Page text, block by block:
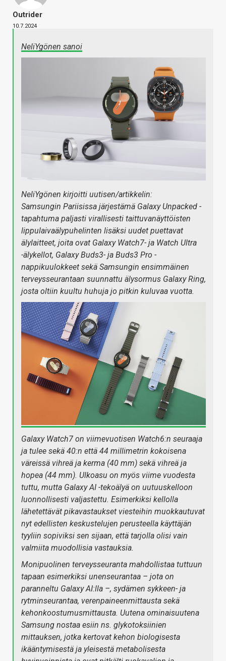
Outrider
10.7.2024
NeliYgönen sanoi
NeliYgönen kirjoitti uutisen/artikkelin:
Samsungin Pariisissa järjestämä Galaxy Unpacked -
tapahtuma paljasti virallisesti taittuvanäyttöisten
lippulaivaälypuhelinten lisäksi uudet puettavat
älylaitteet, joita ovat Galaxy Watch7- ja Watch Ultra
-älykellot, Galaxy Buds3- ja Buds3 Pro -
nappikuulokkeet sekä Samsungin ensimmäinen
terveysseurantaan suunnattu älysormus Galaxy Ring,
josta oltiin kuultu huhuja jo pitkin kuluvaa vuotta.
Galaxy Watch7 on viimevuotisen Watch6:n seuraaja
ja tulee sekä 40:n että 44 millimetrin kokoisena
väreissä vihreä ja kerma (40 mm) sekä vihreä ja
hopea (44 mm). Ulkoasu on myös viime vuodesta
tuttu, mutta Galaxy AI -tekoälyä on uutuuskelloon
luonnollisesti valjastettu. Esimerkiksi kellolla
lähetettävät pikavastaukset viesteihin muokkautuvat
nyt edellisten keskustelujen perusteella käyttäjän
tyyliin sopiviksi sen sijaan, että tarjolla olisi vain
valmiita muodollisia vastauksia.
Monipuolinen terveysseuranta mahdollistaa tuttuun
tapaan esimerkiksi unenseurantaa – jota on
paranneltu Galaxy AI:lla –, sydämen sykkeen- ja
rytminseurantaa, verenpaineenmittausta sekä
kehonkoostumusmittausta. Uutena ominaisuutena
Samsung nostaa esiin ns. glykotoksiinien
mittauksen, jotka kertovat kehon biologisesta
ikääntymisestä ja yleisestä metabolisesta